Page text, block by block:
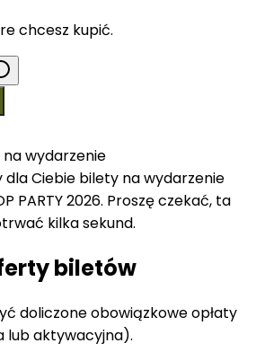
chcesz kupić.
wydarzenie
dla Ciebie bilety na wydarzenie
PARTY 2026. Proszę czekać, ta
kilka sekund.
biletów
doliczone obowiązkowe opłaty
lub aktywacyjna).